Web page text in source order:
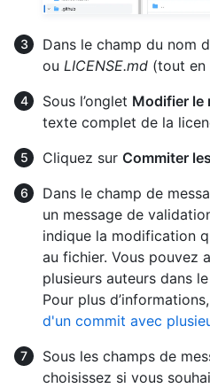
Dans le champ du nom
ou LICENSE.md (tout en
Sous l’onglet Modifier le
texte complet de la
Cliquez sur Commiter
Dans le champ de
un message de
indique la modification
au fichier. Vous pouvez
plusieurs auteurs dans
Pour plus
d'un commit avec
Sous les champs de
choisissez si vous